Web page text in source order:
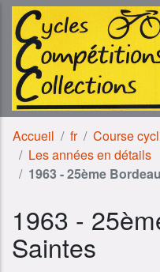
Aller au contenu
Aller à la navigation
Accueil fr
Course
Les années en détails
1963 - 25ème
1963 -
Saintes